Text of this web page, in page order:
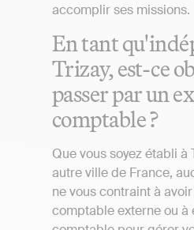
accomplir ses missions.
En tant
Trizay, est-ce
passer par un
comptable ?
Que vous soyez établi à
autre ville de France,
ne vous contraint à
comptable externe ou à